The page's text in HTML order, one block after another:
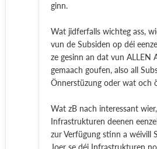
ginn.
Wat jidferfalls wichteg ass,
vun de Subsiden op déi
ze gesinn an dat vun ALLEN
gemaach goufen, also all
Önnerstüzung oder wat och
Wat zB nach interessant
Infrastrukturen deenen
zur Verfügung stinn a wéivill
Joer se déi Infrastrukturen